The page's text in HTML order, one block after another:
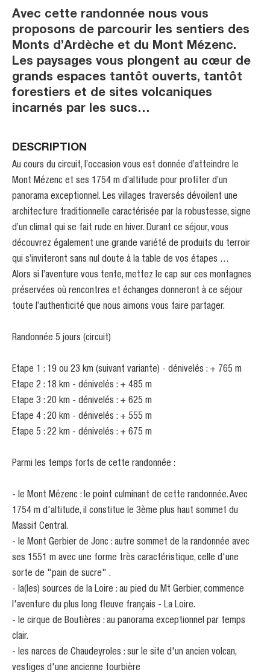
Avec cette randonnée nous vous
proposons de parcourir les sentiers des
Monts d’Ardèche et du Mont Mézenc.
Les paysages vous plongent au cœur de
grands espaces tantôt ouverts, tantôt
forestiers et de sites volcaniques
incarnés par les sucs…
DESCRIPTION
Au cours du circuit, l’occasion vous est donnée d’atteindre le
Mont Mézenc et ses 1754 m d’altitude pour profiter d’un
panorama exceptionnel. Les villages traversés dévoilent une
architecture traditionnelle caractérisée par la robustesse, signe
d’un climat qui se fait rude en hiver. Durant ce séjour, vous
découvrez également une grande variété de produits du terroir
qui s’inviteront sans nul doute à la table de vos étapes …
Alors si l’aventure vous tente, mettez le cap sur ces montagnes
préservées où rencontres et échanges donneront à ce séjour
toute l’authenticité que nous aimons vous faire partager.
Randonnée 5 jours (circuit)
Etape 1 : 19 ou 23 km (suivant variante) - dénivelés : + 765 m
Etape 2 : 18 km - dénivelés : + 485 m
Etape 3 : 20 km - dénivelés : + 625 m
Etape 4 : 20 km - dénivelés : + 555 m
Etape 5 : 22 km - dénivelés : + 675 m
Parmi les temps forts de cette randonnée :
- le Mont Mézenc : le point culminant de cette randonnée. Avec
1754 m d'altitude, il constitue le 3ème plus haut sommet du
Massif Central.
- le Mont Gerbier de Jonc : autre sommet de la randonnée avec
ses 1551 m avec une forme très caractéristique, celle d'une
sorte de "pain de sucre" .
- la(les) sources de la Loire : au pied du Mt Gerbier, commence
l'aventure du plus long fleuve français - La Loire.
- le cirque de Boutières : au panorama exceptionnel par temps
clair.
- les narces de Chaudeyroles : sur le site d'un ancien volcan,
vestiges d'une ancienne tourbière